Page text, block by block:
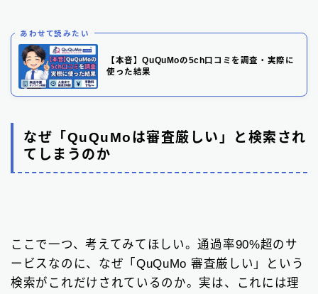
あわせて読みたい
【本音】QuQuMoの5ch口コミを調査・実際に
使った結果
なぜ「QuQuMoは審査厳しい」と検索され
てしまうのか
ここで一つ、考えてみてほしい。通過率90%超のサ
ービスなのに、なぜ「QuQuMo 審査厳しい」という
検索がこれだけされているのか。実は、これには理